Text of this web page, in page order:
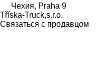
Чехия, Praha 9
Tříska-Truck,s.r.o.
Связаться с продавцом